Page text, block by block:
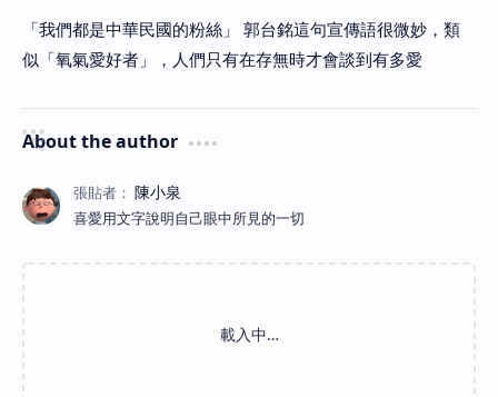
「我們都是中華民國的粉絲」 郭台銘這句宣傳語很微妙，類
似「氧氣愛好者」，人們只有在存無時才會談到有多愛
About the author
喜愛用文字說明自己眼中所見的一切